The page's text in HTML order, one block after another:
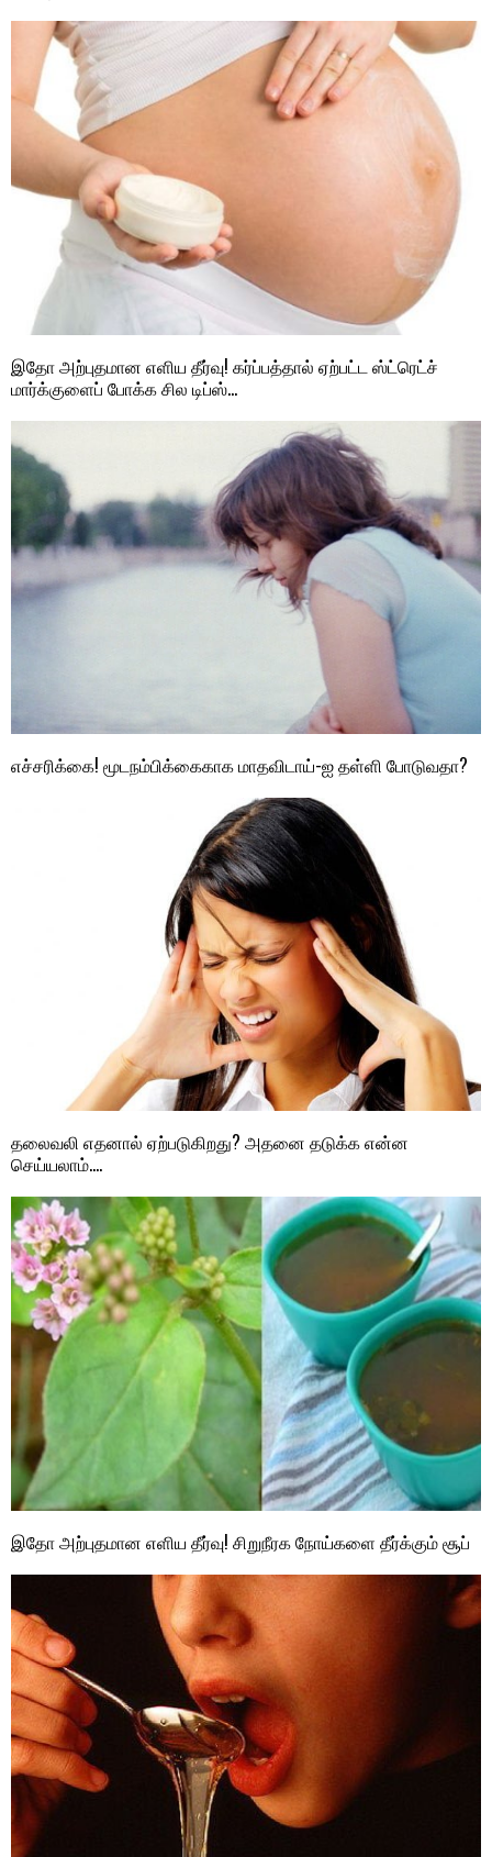
இதோ அற்புதமான எளிய தீர்வு! கர்ப்பத்தால் ஏற்பட்ட ஸ்ட்ரெட்ச்
மார்க்குளைப் போக்க சில டிப்ஸ்…
எச்சரிக்கை! மூடநம்பிக்கைகாக மாதவிடாய்-ஐ தள்ளி போடுவதா?
தலைவலி எதனால் ஏற்படுகிறது? அதனை தடுக்க என்ன
செய்யலாம்….
இதோ அற்புதமான எளிய தீர்வு! சிறுநீரக நோய்களை தீர்க்கும் சூப்